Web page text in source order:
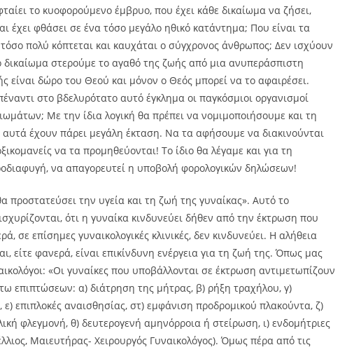
το κυοφορούμενο έμβρυο, που έχει κάθε δικαίωμα να ζήσει,
έχει φθάσει σε ένα τόσο μεγάλο ηθικό κατάντημα; Που είναι τα
πολύ κόπτεται και καυχάται ο σύγχρονος άνθρωπος; Δεν ισχύουν
στερούμε το αγαθό της ζωής από μια ανυπεράσπιστη
δώρο του Θεού και μόνον ο Θεός μπορεί να το αφαιρέσει.
στο βδελυρότατο αυτό έγκλημα οι παγκόσμιοι οργανισμοί
Με την ίδια λογική θα πρέπει να νομιμοποιήσουμε και τη
έχουν πάρει μεγάλη έκταση. Να τα αφήσουμε να διακινούνται
να τα προμηθεύονται! Το ίδιο θα λέγαμε και για τη
να απαγορευτεί η υποβολή φορολογικών δηλώσεων!
την υγεία και τη ζωή της γυναίκας». Αυτό το
ότι η γυναίκα κινδυνεύει δήθεν από την έκτρωση που
σε επίσημες γυναικολογικές κλινικές, δεν κινδυνεύει. Η αλήθεια
είτε φανερά, είναι επικίνδυνη ενέργεια για τη ζωή της. Όπως μας
«Οι γυναίκες που υποβάλλονται σε έκτρωση αντιμετωπίζουν
επιπτώσεων: α) διάτρηση της μήτρας, β) ρήξη τραχήλου, γ)
επιπλοκές αναισθησίας, στ) εμφάνιση προδρομικού πλακούντα, ζ)
φλεγμονή, θ) δευτερογενή αμηνόρροια ή στείρωση, ι) ενδομήτριες
Μαιευτήρας- Χειρουργός Γυναικολόγος). Όμως πέρα από τις